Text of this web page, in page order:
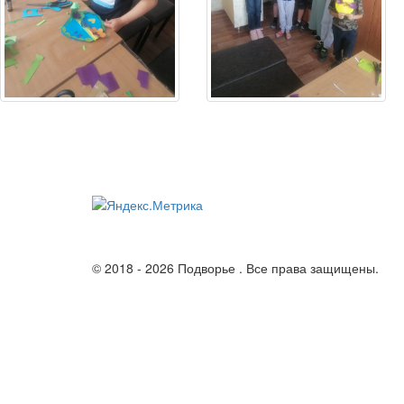
© 2018 - 2026 Подворье . Все права защищены.